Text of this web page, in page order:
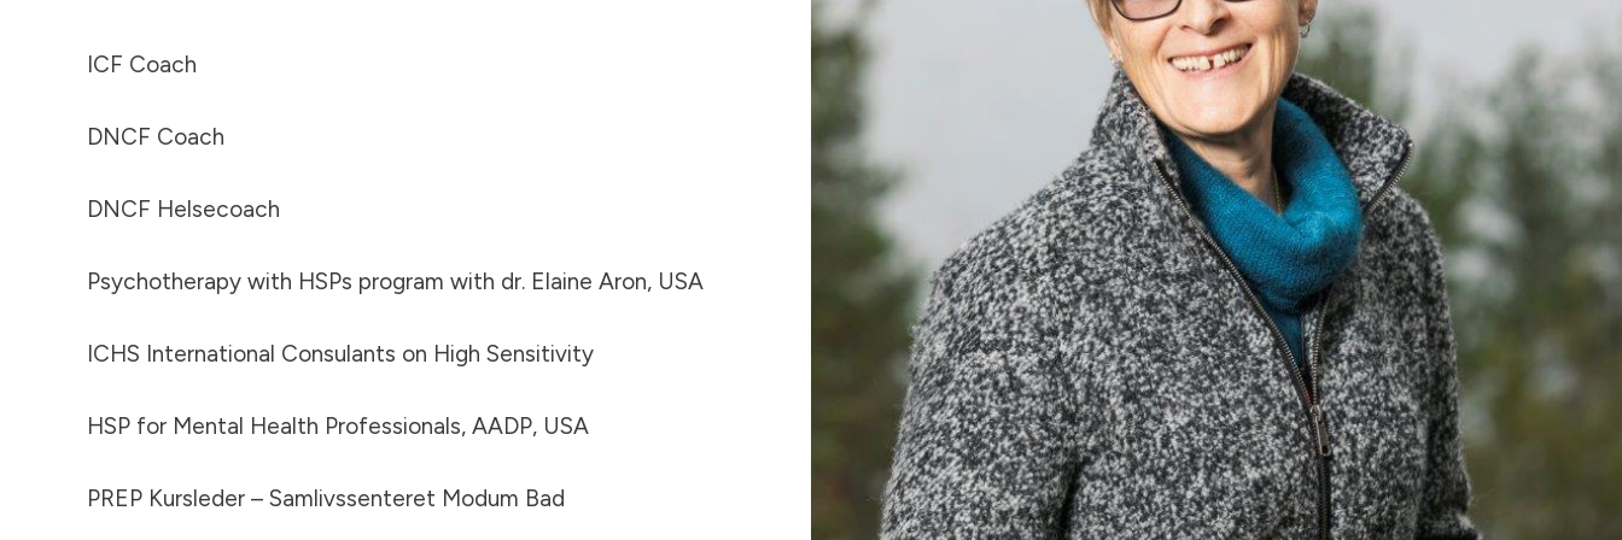
ICF Coach
DNCF Coach
DNCF Helsecoach
Psychotherapy with HSPs program with dr. Elaine Aron, USA
ICHS International Consulants on High Sensitivity
HSP for Mental Health Professionals, AADP, USA
PREP Kursleder – Samlivssenteret Modum Bad